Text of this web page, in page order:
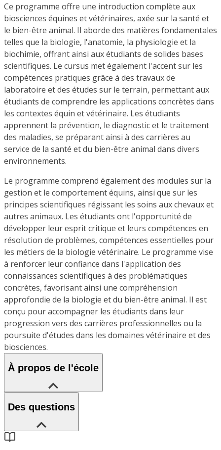
Ce programme offre une introduction complète aux
biosciences équines et vétérinaires, axée sur la santé et
le bien-être animal. Il aborde des matières fondamentales
telles que la biologie, l'anatomie, la physiologie et la
biochimie, offrant ainsi aux étudiants de solides bases
scientifiques. Le cursus met également l'accent sur les
compétences pratiques grâce à des travaux de
laboratoire et des études sur le terrain, permettant aux
étudiants de comprendre les applications concrètes dans
les contextes équin et vétérinaire. Les étudiants
apprennent la prévention, le diagnostic et le traitement
des maladies, se préparant ainsi à des carrières au
service de la santé et du bien-être animal dans divers
environnements.
Le programme comprend également des modules sur la
gestion et le comportement équins, ainsi que sur les
principes scientifiques régissant les soins aux chevaux et
autres animaux. Les étudiants ont l'opportunité de
développer leur esprit critique et leurs compétences en
résolution de problèmes, compétences essentielles pour
les métiers de la biologie vétérinaire. Le programme vise
à renforcer leur confiance dans l'application des
connaissances scientifiques à des problématiques
concrètes, favorisant ainsi une compréhension
approfondie de la biologie et du bien-être animal. Il est
conçu pour accompagner les étudiants dans leur
progression vers des carrières professionnelles ou la
poursuite d'études dans les domaines vétérinaire et des
biosciences.
À propos de l'école
Des questions